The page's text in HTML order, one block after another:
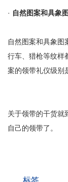
· 自然图案和具象
自然图案和具象图
行车、猎枪等纹样
案的领带礼仪级别
关于领带的干货就
自己的领带了。
标签